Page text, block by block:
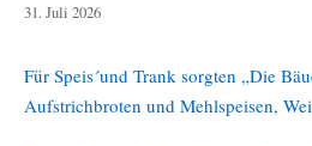
31. Juli 20262.
Für Speis´und Trank sorgten „Die
Aufstrichbroten und Mehlspeisen,